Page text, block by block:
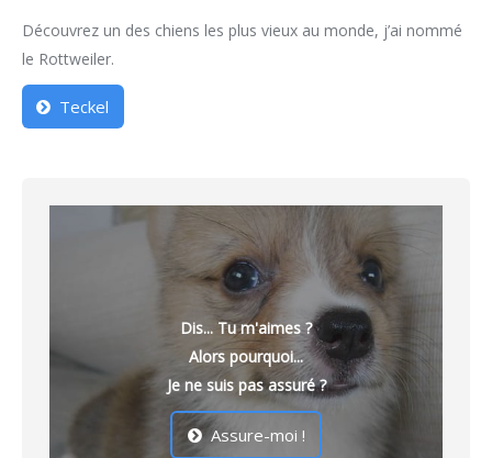
Découvrez un des chiens les plus vieux au monde, j’ai nommé
le Rottweiler.
Teckel
Dis... Tu m'aimes ?
Alors pourquoi...
Je ne suis pas assuré ?
Assure-moi !